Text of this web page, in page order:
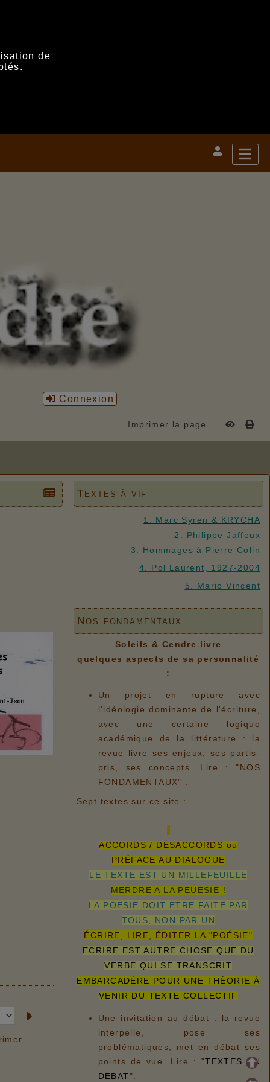
de
Connexion
Imprimer la page...
Textes à vif
1. Marc Syren & KRYCHA
2. Philippe Jaffeux
3. Hommages à Pierre Colin
4. Pol Laurent, 1927-2004
5. Mario Vincent
Nos fondamentaux
Soleils & Cendre livre
quelques aspects de sa personnalité
:
Un projet en rupture avec
l'idéologie dominante de l'écriture,
avec une certaine logique
académique de la littérature : la
revue livre ses enjeux, ses partis-
pris, ses concepts. Lire : "NOS
FONDAMENTAUX" .
Sept textes sur ce site :
ACCORDS / DÉSACCORDS ou
PRÉFACE AU DIALOGUE
LE TEXTE EST UN MILLEFEUILLE
MERDRE A LA PEUESIE !
LA POESIE DOIT ETRE FAITE PAR
TOUS, NON PAR UN
ÉCRIRE, LIRE, ÉDITER LA "POÉSIE"
ECRIRE EST AUTRE CHOSE QUE DU
VERBE QUI SE TRANSCRIT
EMBARCADÈRE POUR UNE THÉORIE À
VENIR DU TEXTE COLLECTIF
Une invitation au débat : la revue
interpelle, pose ses
problématiques, met en débat ses
points de vue. Lire : "TEXTES EN
DEBAT".